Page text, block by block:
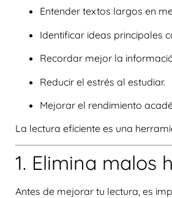
Entender textos largos en
Identificar ideas principales
Recordar mejor la
Reducir el estrés al estudiar.
Mejorar el rendimiento
La lectura eficiente es una
1. Elimina malos
Antes de mejorar tu lectura, es